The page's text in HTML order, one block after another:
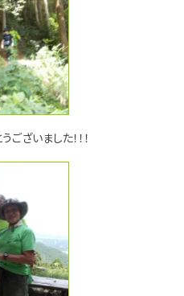
ざいました！！！